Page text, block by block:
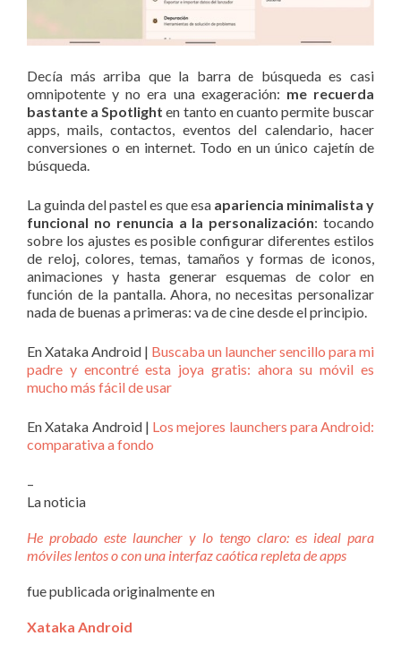
Decía más arriba que la barra de búsqueda es casi
omnipotente y no era una exageración: me recuerda
bastante a Spotlight en tanto en cuanto permite buscar
apps, mails, contactos, eventos del calendario, hacer
conversiones o en internet. Todo en un único cajetín de
búsqueda.
La guinda del pastel es que esa apariencia minimalista y
funcional no renuncia a la personalización: tocando
sobre los ajustes es posible configurar diferentes estilos
de reloj, colores, temas, tamaños y formas de iconos,
animaciones y hasta generar esquemas de color en
función de la pantalla. Ahora, no necesitas personalizar
nada de buenas a primeras: va de cine desde el principio.
En Xataka Android | Buscaba un launcher sencillo para mi
padre y encontré esta joya gratis: ahora su móvil es
mucho más fácil de usar
En Xataka Android | Los mejores launchers para Android:
comparativa a fondo
–
La noticia
He probado este launcher y lo tengo claro: es ideal para
móviles lentos o con una interfaz caótica repleta de apps
fue publicada originalmente en
Xataka Android